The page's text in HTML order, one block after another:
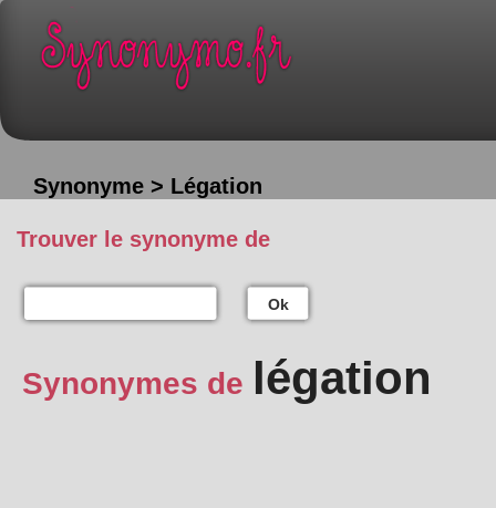
Synonyme > Légation
Trouver le synonyme de
Ok
Synonymes de légation